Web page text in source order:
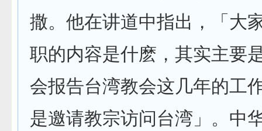
撒。他在讲道中指出，「大
职的内容是什麽，其实主要
会报告台湾教会这几年的工
是邀请教宗访问台湾」。中